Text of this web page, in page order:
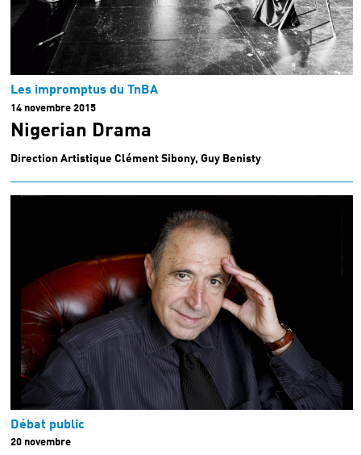
Les impromptus du TnBA
14 novembre 2015
Nigerian Drama
Direction Artistique Clément Sibony, Guy Benisty
Débat public
20 novembre